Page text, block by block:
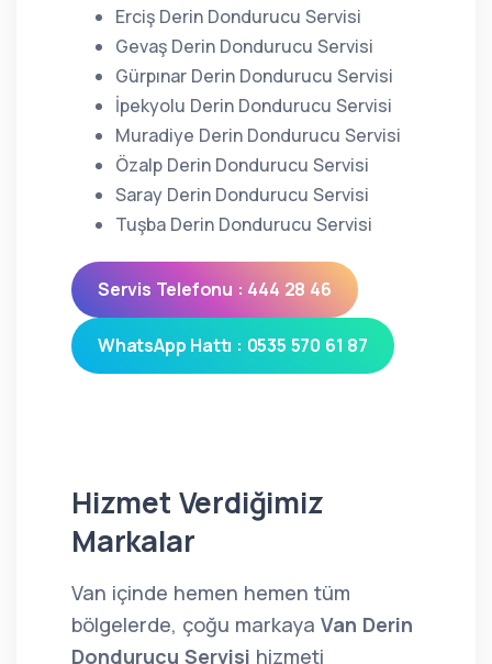
Erciş Derin Dondurucu Servisi
Gevaş Derin Dondurucu Servisi
Gürpınar Derin Dondurucu Servisi
İpekyolu Derin Dondurucu Servisi
Muradiye Derin Dondurucu Servisi
Özalp Derin Dondurucu Servisi
Saray Derin Dondurucu Servisi
Tuşba Derin Dondurucu Servisi
Servis Telefonu : 444 28 46
WhatsApp Hattı : 0535 570 61 87
Hizmet Verdiğimiz
Markalar
Van içinde hemen hemen tüm
bölgelerde, çoğu markaya Van Derin
Dondurucu Servisi hizmeti